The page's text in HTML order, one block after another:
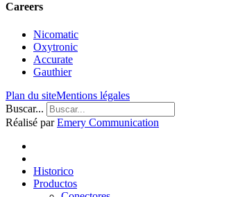
Careers
Nicomatic
Oxytronic
Accurate
Gauthier
Plan du siteMentions légales
Buscar...
Réalisé parEmery Communication
Historico
Productos